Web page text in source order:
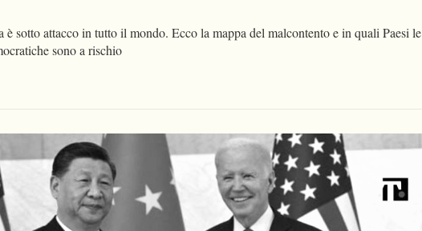
è sotto attacco in tutto il mondo. Ecco la mappa del malcontento e in quali Paesi le
sono a rischio